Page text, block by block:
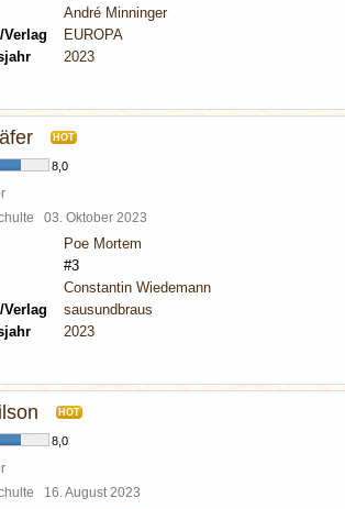
André Minninger
EUROPA
2023
HOT
8,0
03. Oktober 2023
Poe Mortem
#3
Constantin Wiedemann
sausundbraus
2023
HOT
8,0
16. August 2023